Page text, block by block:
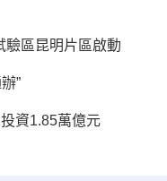
驗區昆明片區啟動
”
資1.85萬億元